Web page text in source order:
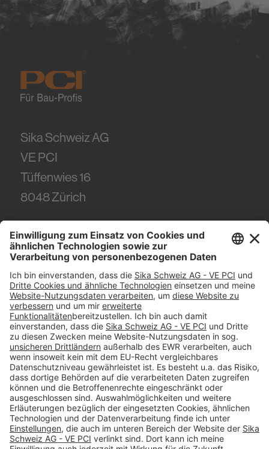
Sika Schweiz AG
VE PCI
Tüffenwies 16
8048Zürich
#PCI
Impressum
Datenschutz